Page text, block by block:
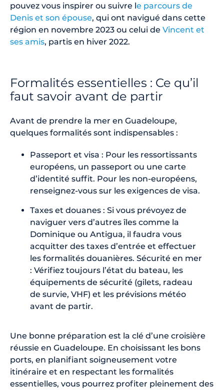
pouvez vous inspirer ou suivre le parcours de
Denis et son épouse, qui ont navigué dans cette
région en novembre 2023 ou celui de Vincent et
ses amis, partis en hiver 2022.
Formalités essentielles : Ce qu’il
faut savoir avant de partir
Avant de prendre la mer en Guadeloupe,
quelques formalités sont indispensables :
Passeport et visa : Pour les ressortissants
européens, un passeport ou une carte
d’identité suffit. Pour les non-européens,
renseignez-vous sur les exigences de visa.
Taxes et douanes : Si vous prévoyez de
naviguer vers d’autres îles comme la
Dominique ou Antigua, il faudra vous
acquitter des taxes d’entrée et effectuer
les formalités douanières. Sécurité en mer
: Vérifiez toujours l’état du bateau, les
équipements de sécurité (gilets, radeau
de survie, VHF) et les prévisions météo
avant de partir.
Une bonne préparation est la clé d’une croisière
réussie en Guadeloupe. En choisissant les bons
ports, en planifiant soigneusement votre
itinéraire et en respectant les formalités
essentielles, vous pourrez profiter pleinement des